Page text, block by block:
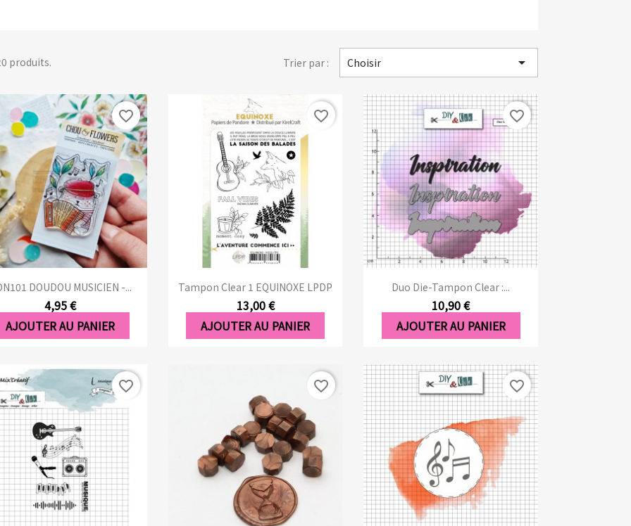
produits. Trier par : Choisir 
DOUDOU MUSICIEN -...
4,95 €
AJOUTER AU PANIER
Aperçu rapide
favorite_border
Tampon Clear 1 EQUINOXE LPDP
13,00 €
AJOUTER AU PANIER
Aperçu rapide
favorite_border
Duo Die-Tampon Clear :...
10,90 €
AJOUTER AU PANIER
Aperçu rapide
favorite_border
favorite_border favorite_border favorite_border